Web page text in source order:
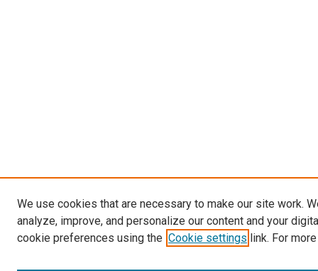
We use cookies that are necessary to make our site work.
analyze, improve, and personalize our content and your
cookie preferences using the Cookie settings link. For